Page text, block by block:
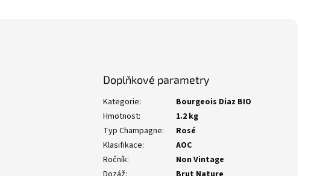
Doplňkové parametry
Kategorie:
Bourgeois Diaz BIO
Hmotnost:
1.2 kg
Typ Champagne:
Rosé
Klasifikace:
AOC
Ročník:
Non Vintage